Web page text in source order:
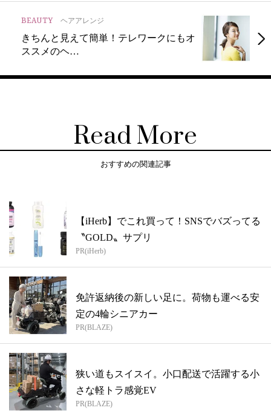
BEAUTY ヘアアレンジ
きちんと見えて簡単！テレワークにもオ
ススメのヘ…
Read More
おすすめの関連記事
【iHerb】でこれ買って！SNSでバズってる
〝GOLD〟サプリ
PR(iHerb)
免許返納後の新しい足に。荷物も運べる安
定の4輪シニアカー
PR(BLAZE)
狭い道もスイスイ。小口配送で活躍する小
さな軽トラ感覚EV
PR(BLAZE)